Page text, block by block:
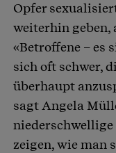
Opfer
weiterhin geben,
«Betroffene – es
sich oft schwer,
überhaupt
sagt Angela
niederschwellige
zeigen, wie man